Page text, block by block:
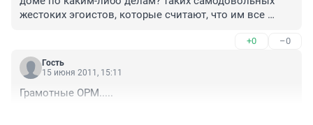
жестоких эгоистов, которые считают, что им все
нигде не найти!!! и нормальных слов, кроме мата и
силы они не понимают!!! и в данной ситуации
директор видимо нашел единственный действенный
розгами пороть, 21ый век все-таки, правовое
+0 –0
Гость
15 июня 2011, 15:11
Грамотные ОРМ.....